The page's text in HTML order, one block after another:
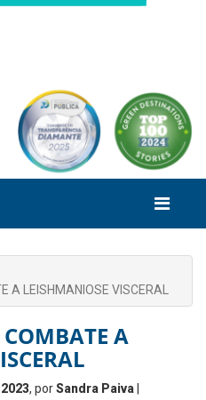
A LEISHMANIOSE VISCERAL
A
, porSandra Paiva